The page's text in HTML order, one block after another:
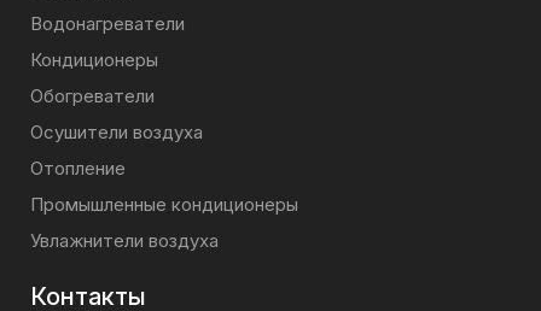
Водонагреватели
Кондиционеры
Обогреватели
Осушители воздуха
Отопление
Промышленные кондиционеры
Увлажнители воздуха
Контакты